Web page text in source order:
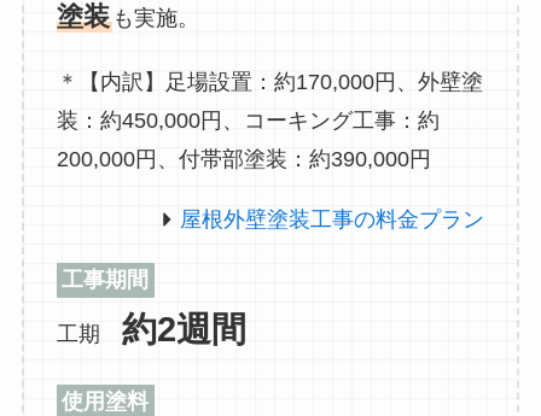
塗装も実施。
＊【内訳】足場設置：約170,000円、外壁塗
装：約450,000円、コーキング工事：約
200,000円、付帯部塗装：約390,000円
屋根外壁塗装工事の料金プラン
工事期間
工期 約2週間
使用塗料